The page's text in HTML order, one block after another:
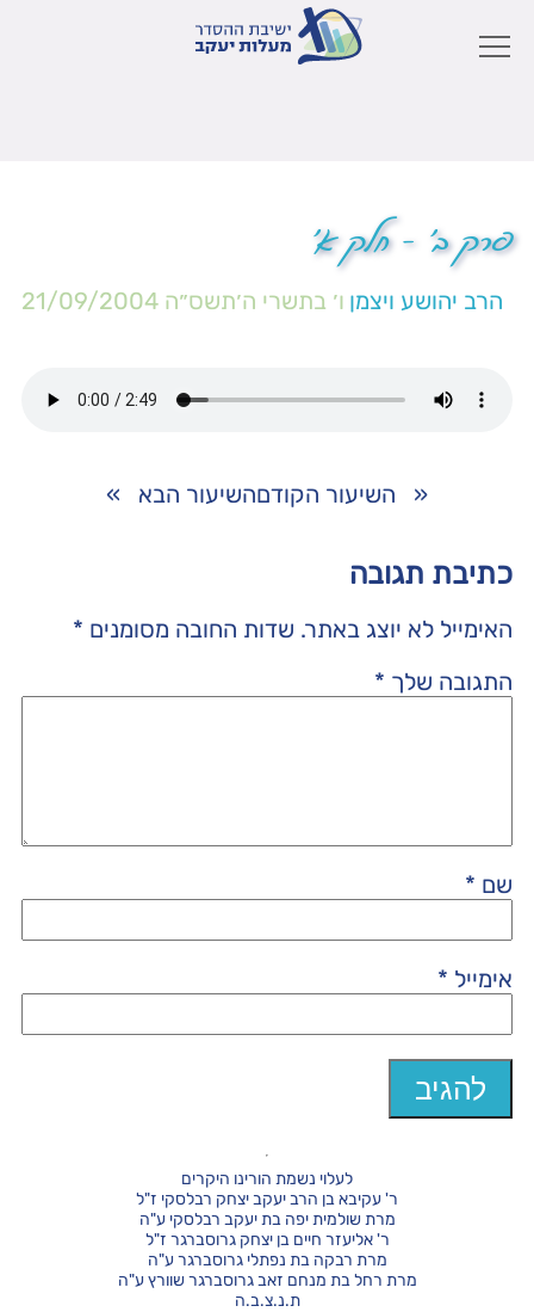
פרק ב' – חלק א'
הרב יהושע ויצמן ו׳ בתשרי ה׳תשס״ה 21/09/2004
« השיעור הקודםהשיעור הבא »
כתיבת תגובה
האימייל לא יוצג באתר. שדות החובה מסומנים *
התגובה שלך *
שם *
אימייל *
לעלוי נשמת הורינו היקרים
ר' עקיבא בן הרב יעקב יצחק רבלסקי ז"ל
מרת שולמית יפה בת יעקב רבלסקי ע"ה
ר' אליעזר חיים בן יצחק גרוסברגר ז"ל
מרת רבקה בת נפתלי גרוסברגר ע"ה
מרת רחל בת מנחם זאב גרוסברגר שוורץ ע"ה
ת.נ.צ.ב.ה